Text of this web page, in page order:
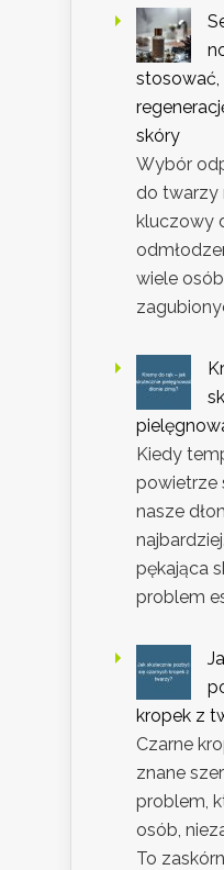
stosować,
skóry
Wybór
do twarzy
kluczowy
wiele
Kiedy
powietrze
nasze
pękająca
problem
kropek z
Czarne
znane
problem,
osób,
To